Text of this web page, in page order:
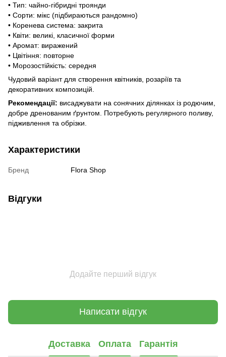
• Тип: чайно-гібридні троянди
• Сорти: мікс (підбираються рандомно)
• Коренева система: закрита
• Квіти: великі, класичної форми
• Аромат: виражений
• Цвітіння: повторне
• Морозостійкість: середня
Чудовий варіант для створення квітників, розаріїв та
декоративних композицій.
Рекомендації: висаджувати на сонячних ділянках із родючим,
добре дренованим ґрунтом. Потребують регулярного поливу,
підживлення та обрізки.
Характеристики
Бренд Flora Shop
Відгуки
Додайте перший відгук
Написати відгук
Доставка Оплата Гарантія